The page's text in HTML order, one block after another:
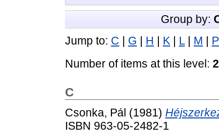
Group by:
Jump to: C G H K L M
P
Number of items at this level:
C
Csonka, Pál (1981)
ISBN 963-05-2482-1